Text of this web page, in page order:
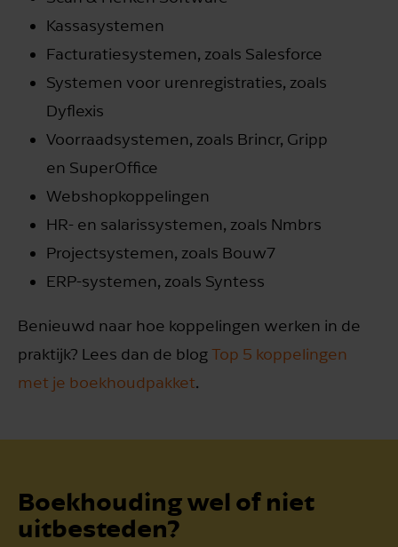
Kassasystemen
Facturatiesystemen, zoals Salesforce
Systemen voor urenregistraties, zoals
Dyflexis
Voorraadsystemen, zoals Brincr, Gripp
en SuperOffice
Webshopkoppelingen
HR- en salarissystemen, zoals Nmbrs
Projectsystemen, zoals Bouw7
ERP-systemen, zoals Syntess
Benieuwd naar hoe koppelingen werken in de
praktijk? Lees dan de blog Top 5 koppelingen
met je boekhoud­pakket.
Boekhouding wel of niet
uitbesteden?